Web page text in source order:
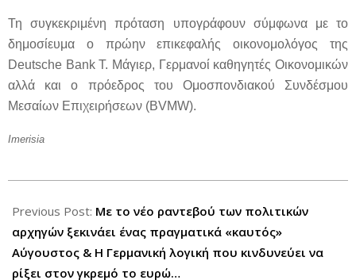
Τη συγκεκριμένη πρόταση υπογράφουν σύμφωνα με το
δημοσίευμα ο πρώην επικεφαλής οικονομολόγος της
Deutsche Bank Τ. Μάγιερ, Γερμανοί καθηγητές Οικονομικών
αλλά και ο πρόεδρος του Ομοσπονδιακού Συνδέσμου
Μεσαίων Επιχειρήσεων (BVMW).
Imerisia
08-
01
Previous Post: Με το νέο ραντεβού των πολιτικών
αρχηγών ξεκινάει ένας πραγματικά «καυτός»
Αύγουστος & Η Γερμανική λογική που κινδυνεύει να
ρίξει στον γκρεμό το ευρώ…